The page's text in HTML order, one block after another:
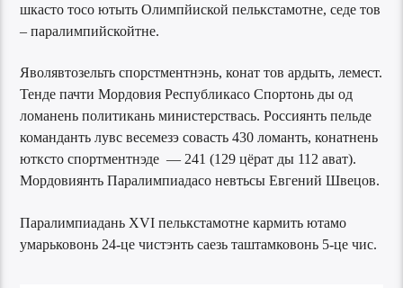
шкасто тосо ютыть Олимпйиской пелькстамотне, седе тов
– паралимпийскойтне.
Яволявтозельть спорстментнэнь, конат тов ардыть, лемест.
Тенде пачти Мордовия Республикасо Спортонь ды од
ломанень политикань министерствась. Россиянть пельде
команданть лувс весемезэ совасть 430 ломанть, конатнень
ютксто спортментнэде — 241 (129 цёрат ды 112 ават).
Мордовиянть Паралимпиадасо невтьсы Евгений Швецов.
Паралимпиадань XVI пелькстамотне кармить ютамо
умарьковонь 24-це чистэнть саезь таштамковонь 5-це чис.